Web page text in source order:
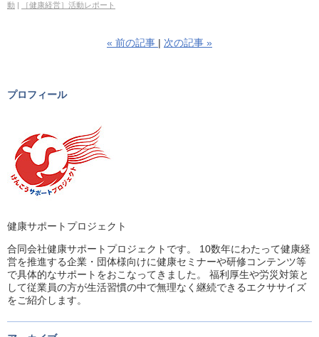
動
［健康経営］活動レポート
« 前の記事 次の記事 »
プロフィール
健康サポートプロジェクト
合同会社健康サポートプロジェクトです。 10数年にわたって健康経
営を推進する企業・団体様向けに健康セミナーや研修コンテンツ等
で具体的なサポートをおこなってきました。 福利厚生や労災対策と
して従業員の方が生活習慣の中で無理なく継続できるエクササイズ
をご紹介します。